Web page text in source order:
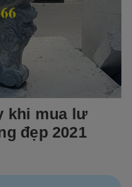
khi mua lư
đẹp 2021